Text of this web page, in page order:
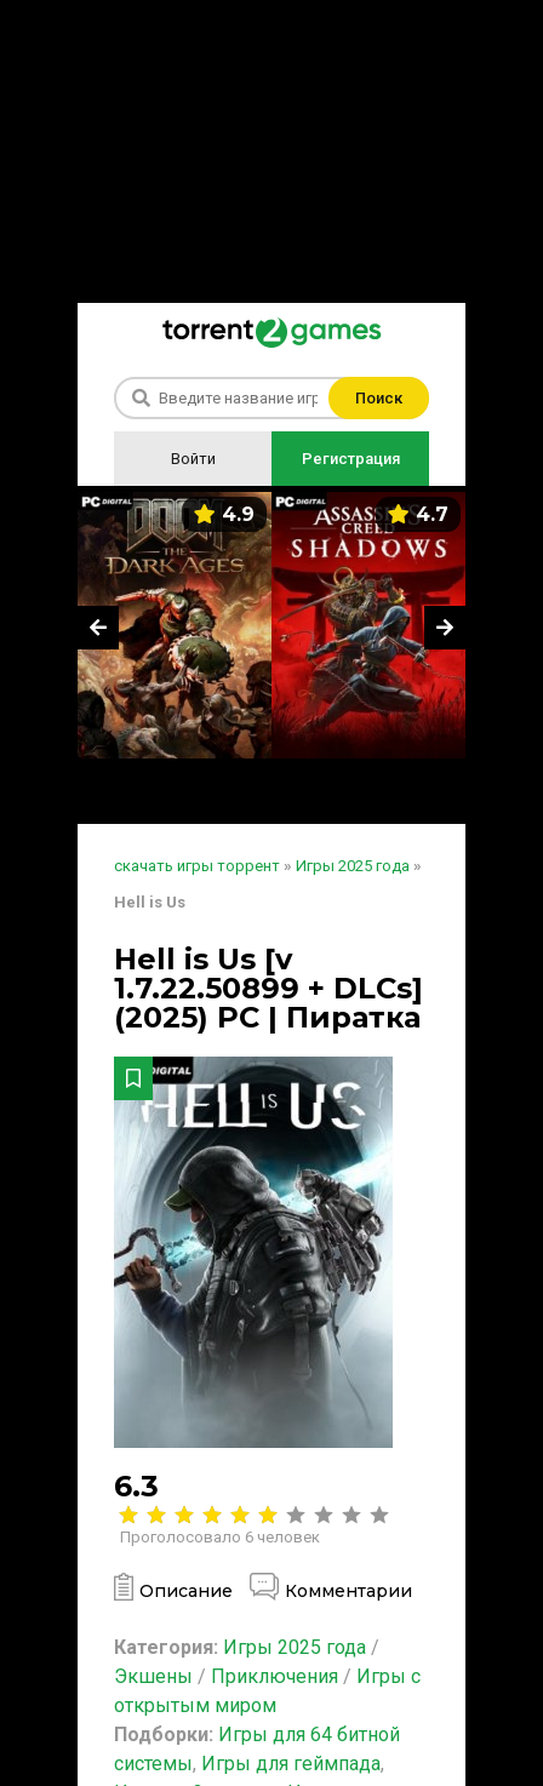
Поиск
Войти Регистрация
4.9 4.7
скачать игры торрент » Игры 2025 года »
Hell is Us
Hell is Us [v
1.7.22.50899 + DLCs]
(2025) PC | Пиратка
6.3
Проголосовало 6 человек
Описание Комментарии
Категория: Игры 2025 года /
Экшены / Приключения / Игры с
открытым миром
Подборки: Игры для 64 битной
системы, Игры для геймпада,